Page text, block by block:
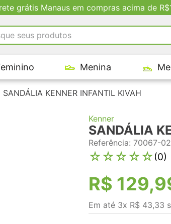
grátis Manaus em compras acima de
seus produtos
Menina
SANDÁLIA KENNER INFANTIL KIVAH
Kenner
SANDÁLIA
Referência: 70067-
☆☆☆☆☆(0)
R$ 129,
Em até 3x R$ 43,33
BUSCADOS